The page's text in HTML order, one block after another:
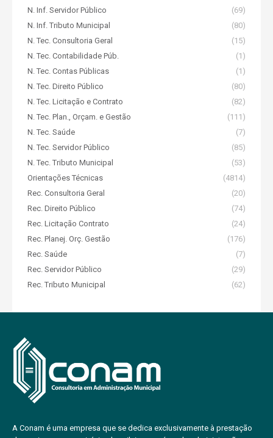
N. Inf. Servidor Público
(69)
N. Inf. Tributo Municipal
(80)
N. Tec. Consultoria Geral
(15)
N. Tec. Contabilidade Púb.
(1)
N. Tec. Contas Públicas
(1)
N. Tec. Direito Público
(80)
N. Tec. Licitação e Contrato
(82)
N. Tec. Plan., Orçam. e Gestão
(111)
N. Tec. Saúde
(7)
N. Tec. Servidor Público
(85)
N. Tec. Tributo Municipal
(53)
Orientações Técnicas
(4814)
Rec. Consultoria Geral
(20)
Rec. Direito Público
(74)
Rec. Licitação Contrato
(24)
Rec. Planej. Orç. Gestão
(176)
Rec. Saúde
(7)
Rec. Servidor Público
(29)
Rec. Tributo Municipal
(62)
A Conam é uma empresa que se dedica exclusivamente à prestação